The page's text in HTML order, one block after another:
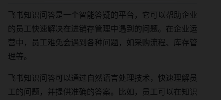
飞书知识问答是一个智能答疑的平台，它可以帮助企业
的员工快速解决在进销存管理中遇到的问题。在企业运
营中，员工难免会遇到各种问题，如采购流程、库存管
理等。
飞书知识问答可以通过自然语言处理技术，快速理解员
工的问题，并提供准确的答案。比如，员工可以在知识